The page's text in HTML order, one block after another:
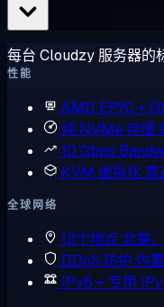
每台 Cloudzy 服务器的
性能
AMD EPYC +
纯 NVMe 存储
10 Gbps
KVM 虚拟化 真
全球网络
13个地点 北美
DDoS 防护 内
IPv6 + 专用